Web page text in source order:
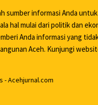
sumber informasi Anda
hal mulai dari politik dan
Anda informasi yang
Aceh. Kunjungi
- Acehjurnal.com